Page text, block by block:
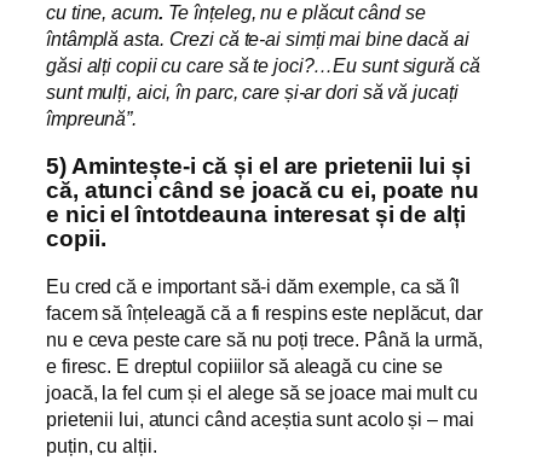
cu tine, acum. Te înțeleg, nu e plăcut când se
întâmplă asta. Crezi că te-ai simți mai bine dacă ai
găsi alți copii cu care să te joci?…Eu sunt sigură că
sunt mulți, aici, în parc, care și-ar dori să vă jucați
împreună”.
5) Amintește-i că și el are prietenii lui și
că, atunci când se joacă cu ei, poate nu
e nici el întotdeauna interesat și de alți
copii.
Eu cred că e important să-i dăm exemple, ca să îl
facem să înțeleagă că a fi respins este neplăcut, dar
nu e ceva peste care să nu poți trece. Până la urmă,
e firesc. E dreptul copiiilor să aleagă cu cine se
joacă, la fel cum și el alege să se joace mai mult cu
prietenii lui, atunci când aceștia sunt acolo și – mai
puțin, cu alții.